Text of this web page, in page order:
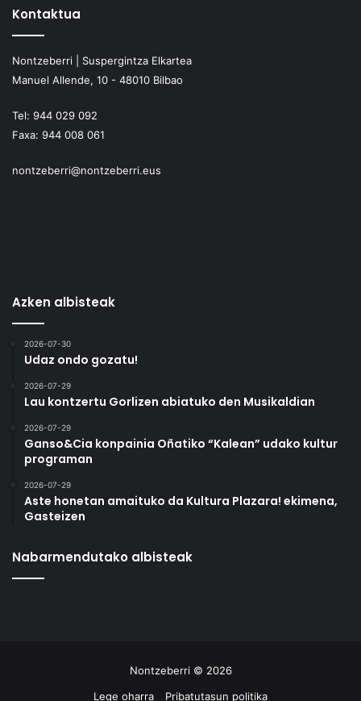
Kontaktua
Nontzeberri | Suspergintza Elkartea
Manuel Allende, 10 - 48010 Bilbao
Tel: 944 029 092
Faxa: 944 008 061
nontzeberri@nontzeberri.eus
Azken albisteak
2026-07-30
Udaz ondo gozatu!
2026-07-29
Lau kontzertu Gorlizen abiatuko den Musikaldian
2026-07-29
Ganso&Cia konpainia Oñatiko “Kalean” udako kultur
programan
2026-07-29
Aste honetan amaituko da Kultura Plazara! ekimena,
Gasteizen
Nabarmendutako albisteak
Nontzeberri © 2026
Lege oharra
Pribatutasun politika